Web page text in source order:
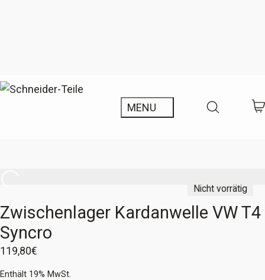
Nicht vorrätig
Zwischenlager Kardanwelle VW T4
Syncro
119,80€
Enthält 19% MwSt.